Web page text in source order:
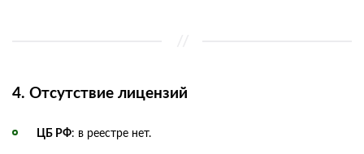
4. Отсутствие лицензий
ЦБ РФ: в реестре нет.